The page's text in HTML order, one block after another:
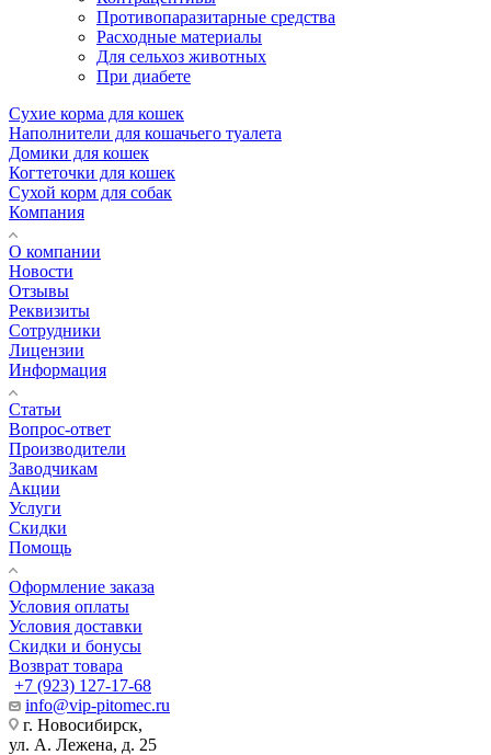
Противопаразитарные средства
Расходные материалы
Для сельхоз животных
При диабете
Сухие корма для кошек
Наполнители для кошачьего туалета
Домики для кошек
Когтеточки для кошек
Сухой корм для собак
Компания
О компании
Новости
Отзывы
Реквизиты
Сотрудники
Лицензии
Информация
Статьи
Вопрос-ответ
Производители
Заводчикам
Акции
Услуги
Скидки
Помощь
Оформление заказа
Условия оплаты
Условия доставки
Скидки и бонусы
Возврат товара
+7 (923) 127-17-68
info@vip-pitomec.ru
г. Новосибирск,
ул. А. Лежена, д. 25